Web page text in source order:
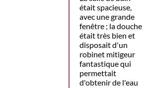
était spacieuse,
avec une grande
fenêtre ; la douche
était très bien et
disposait d'un
robinet mitigeur
fantastique qui
permettait
d'obtenir de l'eau